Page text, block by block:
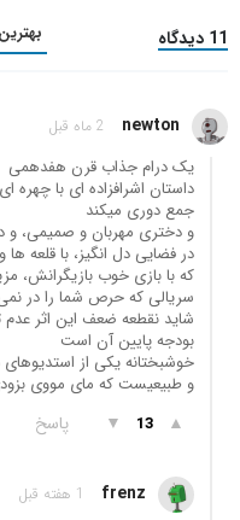
11 دیدگاه
newton 2 ماه قبل
یک درام جذاب قرن هفدهمی
داستان اشرافزاده ای با چهره
جمع دوری میکند
و دختری مهربان و صمیمی، و
در فضایی دل انگیز، با قلعه ها
که با بازی خوب بازیگرانش،
سریالی که حرص شما را در
شاید نقطعه ضعف این اثر
بودجه پایین آن است
خوشبختانه یکی از استدیوهای
و طبیعیست که مای مووی
▲
13
▼ پاسخ
frenz 1 هفته قبل